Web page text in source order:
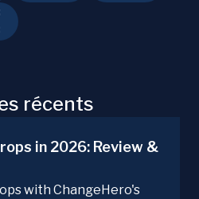
récents
in 2026: Review &
with ChangeHero's